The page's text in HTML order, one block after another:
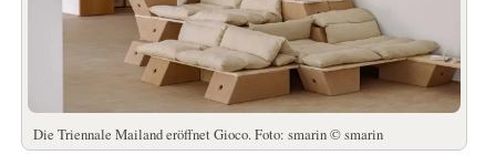
Die Triennale Mailand eröffnet Gioco. Foto: smarin © smarin